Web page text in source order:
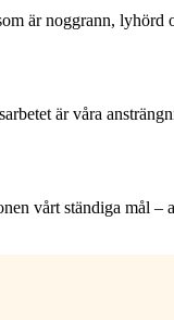
är noggrann,
är våra
vårt ständiga mål